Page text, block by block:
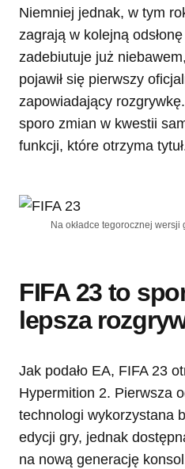
Niemniej jednak, w tym
zagrają w kolejną
zadebiutuje już
pojawił się pierwszy
zapowiadający
sporo zmian w kwestii
funkcji, które otrzyma
Na okładce tegorocznej
FIFA 23 to
lepsza
Jak podało EA, FIFA 23
Hypermition 2. Pierwsza
technologi wykorzystana
edycji gry, jednak
na nową generację